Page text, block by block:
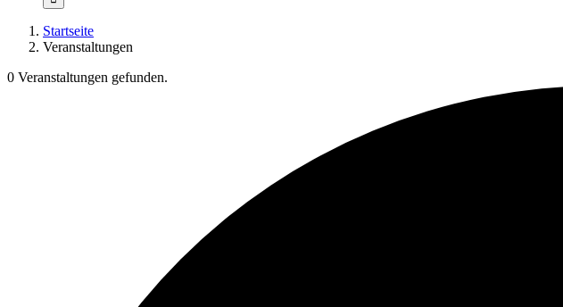
Startseite
Veranstaltungen
0 Veranstaltungen gefunden.